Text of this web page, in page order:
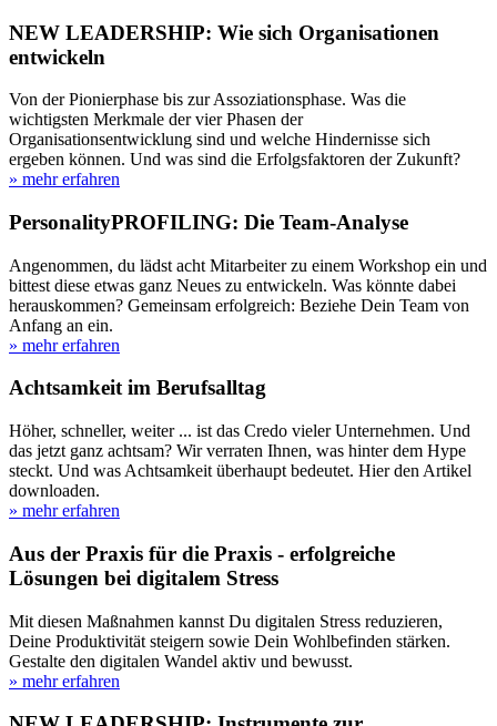
NEW LEADERSHIP: Wie sich Organisationen
entwickeln
Von der Pionierphase bis zur Assoziationsphase. Was die
wichtigsten Merkmale der vier Phasen der
Organisationsentwicklung sind und welche Hindernisse sich
ergeben können. Und was sind die Erfolgsfaktoren der Zukunft?
» mehr erfahren
PersonalityPROFILING: Die Team-Analyse
Angenommen, du lädst acht Mitarbeiter zu einem Workshop ein und
bittest diese etwas ganz Neues zu entwickeln. Was könnte dabei
herauskommen? Gemeinsam erfolgreich: Beziehe Dein Team von
Anfang an ein.
» mehr erfahren
Achtsamkeit im Berufsalltag
Höher, schneller, weiter ... ist das Credo vieler Unternehmen. Und
das jetzt ganz achtsam? Wir verraten Ihnen, was hinter dem Hype
steckt. Und was Achtsamkeit überhaupt bedeutet. Hier den Artikel
downloaden.
» mehr erfahren
Aus der Praxis für die Praxis - erfolgreiche
Lösungen bei digitalem Stress
Mit diesen Maßnahmen kannst Du digitalen Stress reduzieren,
Deine Produktivität steigern sowie Dein Wohlbefinden stärken.
Gestalte den digitalen Wandel aktiv und bewusst.
» mehr erfahren